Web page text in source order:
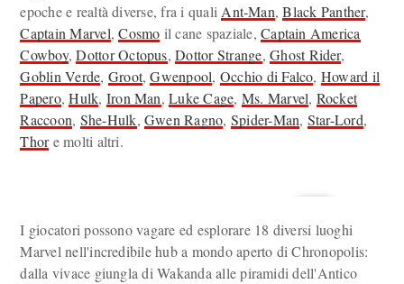
epoche e realtà diverse, fra i quali Ant-Man,Black Panther,
Captain Marvel,Cosmo il cane spaziale,Captain America
Cowboy,Dottor Octopus,Dottor Strange,Ghost Rider,
Goblin Verde, Groot,Gwenpool, Occhio di Falco, Howard il
Papero,Hulk, Iron Man,Luke Cage, Ms. Marvel, Rocket
Raccoon, She-Hulk, Gwen Ragno, Spider-Man, Star-Lord,
Thore molti altri.
I giocatori possono vagare ed esplorare 18 diversi luoghi
Marvel nell'incredibile hub a mondo aperto di Chronopolis:
dalla vivace giungla di Wakanda alle piramidi dell'Antico